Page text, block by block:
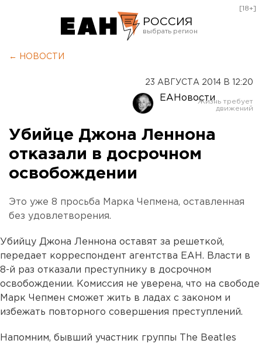
РОССИЯ
Оренбург
[18+]
← НОВОСТИ
23 АВГУСТА 2014 В 12:20
ЕАНовости
Убийце Джона Леннона
отказали в досрочном
освобождении
Это уже 8 просьба Марка Чепмена, оставленная
без удовлетворения.
Убийцу Джона Леннона оставят за решеткой,
передает корреспондент агентства ЕАН. Власти в
8-й раз отказали преступнику в досрочном
освобождении. Комиссия не уверена, что на свободе
Марк Чепмен сможет жить в ладах с законом и
избежать повторного совершения преступлений.
Напомним, бывший участник группы The Beatles